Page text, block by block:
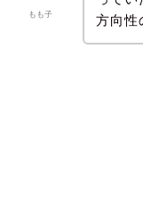
もも子
方向性